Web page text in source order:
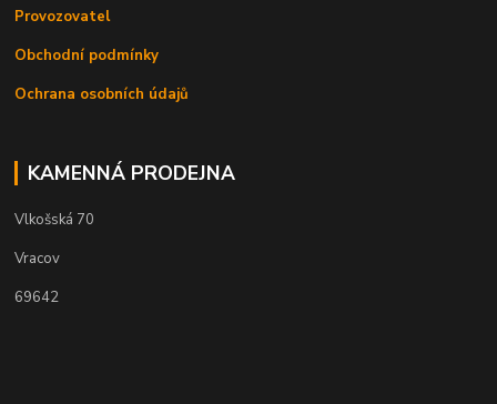
Provozovatel
Obchodní podmínky
Ochrana osobních údajů
KAMENNÁ PRODEJNA
Vlkošská 70
Vracov
69642